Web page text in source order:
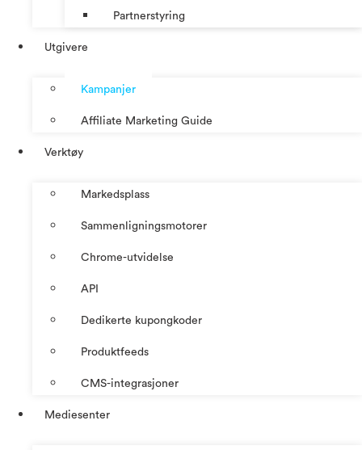
Partnerstyring
Utgivere
Kampanjer
Affiliate Marketing Guide
Verktøy
Markedsplass
Sammenligningsmotorer
Chrome-utvidelse
API
Dedikerte kupongkoder
Produktfeeds
CMS-integrasjoner
Mediesenter